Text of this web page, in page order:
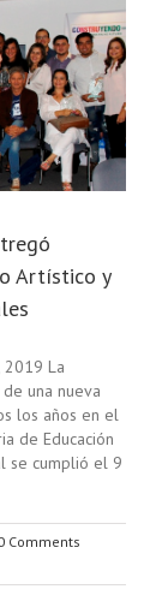
Artístico y
2019 La
una nueva
los años en el
de Educación
se cumplió el 9
Comments